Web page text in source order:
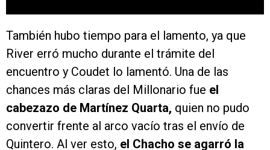
También hubo tiempo para el lamento, ya que
River erró mucho durante el trámite del
encuentro y Coudet lo lamentó. Una de las
chances más claras del Millonario fue el
cabezazo de Martínez Quarta, quien no pudo
convertir frente al arco vacío tras el envío de
Quintero. Al ver esto, el Chacho se agarró la